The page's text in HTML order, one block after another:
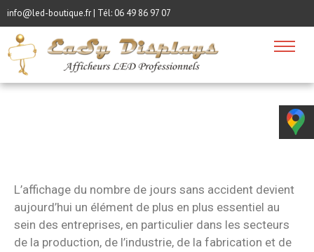
info@led-boutique.fr | Tél: 06 49 86 97 07
L’affichage du nombre de jours sans accident devient
aujourd’hui un élément de plus en plus essentiel au
sein des entreprises, en particulier dans les secteurs
de la production, de l’industrie, de la fabrication et de